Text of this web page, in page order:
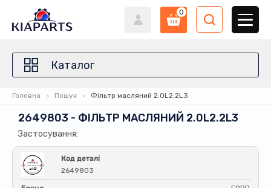
0
Каталог
Головна Пошук Фільтр масляний 2.0L2.2L3
2649803 - ФІЛЬТР МАСЛЯНИЙ 2.0L2.2L3
Застосування:
Код деталі
2649803